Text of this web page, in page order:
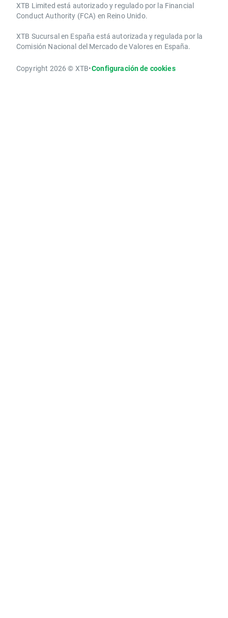
XTB Limited ​está autorizado y regulado por la ​Financial
Conduct Authority ​(FCA) en ​​Reino Unido.
XTB Sucursal en España está autorizada y regulada por la
Comisión Nacional del Mercado de Valores en España.
Copyright 2026 © XTB•Configuración de cookies